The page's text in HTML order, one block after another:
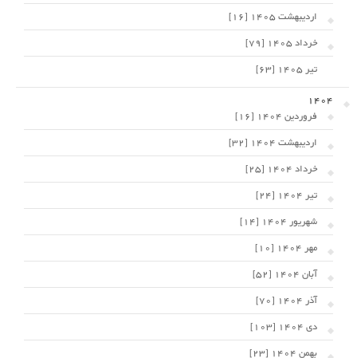
اردیبهشت 1405 [16]
خرداد 1405 [79]
تیر 1405 [63]
1404
فروردین 1404 [16]
اردیبهشت 1404 [32]
خرداد 1404 [25]
تیر 1404 [24]
شهریور 1404 [14]
مهر 1404 [10]
آبان 1404 [52]
آذر 1404 [70]
دی 1404 [103]
بهمن 1404 [23]